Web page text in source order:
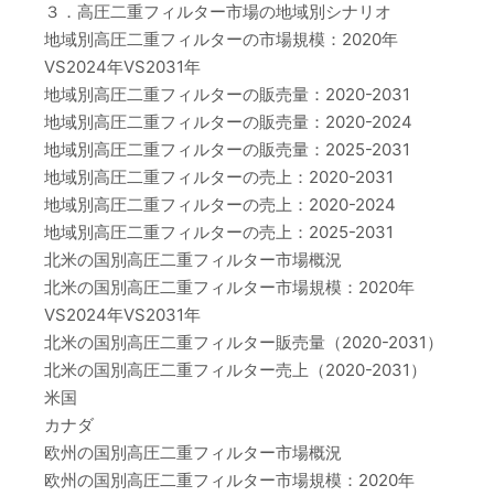
３．高圧二重フィルター市場の地域別シナリオ
地域別高圧二重フィルターの市場規模：2020年
VS2024年VS2031年
地域別高圧二重フィルターの販売量：2020-2031
地域別高圧二重フィルターの販売量：2020-2024
地域別高圧二重フィルターの販売量：2025-2031
地域別高圧二重フィルターの売上：2020-2031
地域別高圧二重フィルターの売上：2020-2024
地域別高圧二重フィルターの売上：2025-2031
北米の国別高圧二重フィルター市場概況
北米の国別高圧二重フィルター市場規模：2020年
VS2024年VS2031年
北米の国別高圧二重フィルター販売量（2020-2031）
北米の国別高圧二重フィルター売上（2020-2031）
米国
カナダ
欧州の国別高圧二重フィルター市場概況
欧州の国別高圧二重フィルター市場規模：2020年